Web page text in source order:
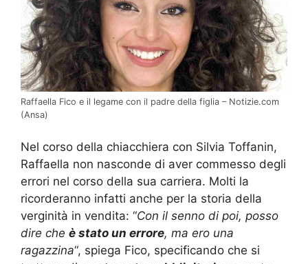
Raffaella Fico e il legame con il padre della figlia – Notizie.com
(Ansa)
Nel corso della chiacchiera con Silvia Toffanin,
Raffaella non nasconde di aver commesso degli
errori nel corso della sua carriera. Molti la
ricorderanno infatti anche per la storia della
verginità in vendita: “Con il senno di poi, posso
dire che è stato un errore, ma ero una
ragazzina“, spiega Fico, specificando che si